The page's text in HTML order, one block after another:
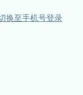
换至手机号登录